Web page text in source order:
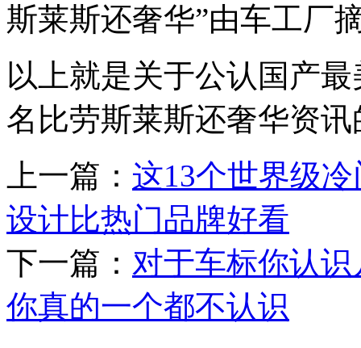
斯莱斯还奢华”由车工厂
以上就是关于公认国产
名比劳斯莱斯还奢华资
上一篇： 这13个世界级
设计比热门品牌好看
下一篇： 对于车标你认
你真的一个都不认识